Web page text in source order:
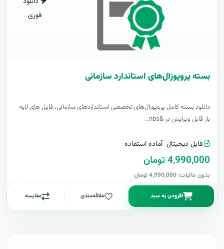
فوری
بسته پروپوزال‌های استاندارد سازمانی
دانلود بسته کامل پروپوزال‌های تخصصی استانداردهای سازمانی، فایل های لایه
باز قابل ویرایش در &nbs..
فایل دیجیتال آماده استفاده
4,990,000 تومان
بدون مالیات: 4,990,000 تومان
افزودن به سبد علاقه‌مندی مقایسه